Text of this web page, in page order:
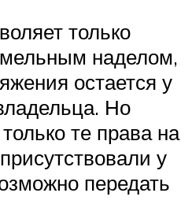
только
наделом,
остается у
Но
те права на
у
передать